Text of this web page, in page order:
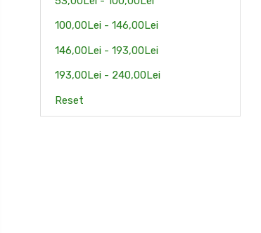
100,00Lei - 146,00Lei
146,00Lei - 193,00Lei
193,00Lei - 240,00Lei
Reset